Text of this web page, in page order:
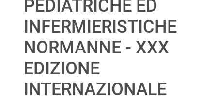
PEDIATRICHE ED
INFERMIERISTICHE
NORMANNE - XXX
EDIZIONE
INTERNAZIONALE